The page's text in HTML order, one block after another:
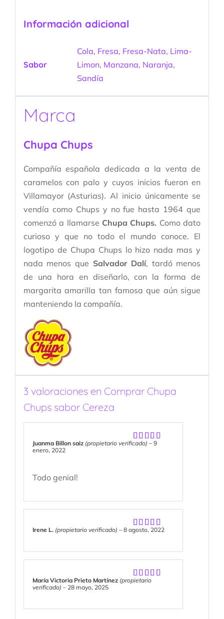
Información adicional
Sabor
Cola, Fresa, Fresa-Nata, Lima-
Limon, Manzana, Naranja,
Sandía
Marca
Chupa Chups
Compañía española dedicada a la venta de
caramelos con palo y cuyos inicios fueron en
Villamayor (Asturias). Al inicio únicamente se
vendía como Chups y no fue hasta 1964 que
comenzó a llamarse Chupa Chups. Como dato
curioso y que no todo el mundo conoce. El
logotipo de Chupa Chups lo hizo nada mas y
nada menos que Salvador Dalí, tardó menos
de una hora en diseñarlo, con la forma de
margarita amarilla tan famosa que aún sigue
manteniendo la compañía.
3 valoraciones en Comprar Chupa
Chups sabor Cereza
Valorado
Juanma Billon saiz (propietario verificado) – 9
enero, 2022
Todo genial!
Valorado
Irene L. (propietario verificado) – 8 agosto, 2022
Valorado
María Victoria Prieto Martínez (propietario
verificado) – 28 mayo, 2025